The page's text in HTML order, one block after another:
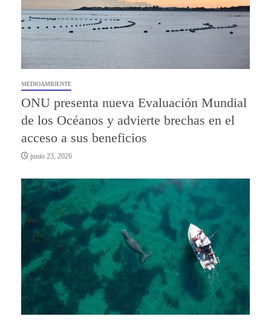
MEDIOAMBIENTE
ONU presenta nueva Evaluación Mundial
de los Océanos y advierte brechas en el
acceso a sus beneficios
junio 23, 2026